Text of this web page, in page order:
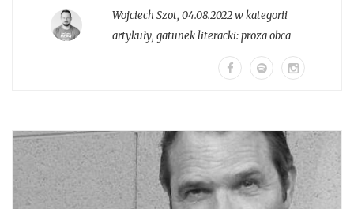
Wojciech Szot, 04.08.2022 w kategorii
artykuły, gatunek literacki:proza obca